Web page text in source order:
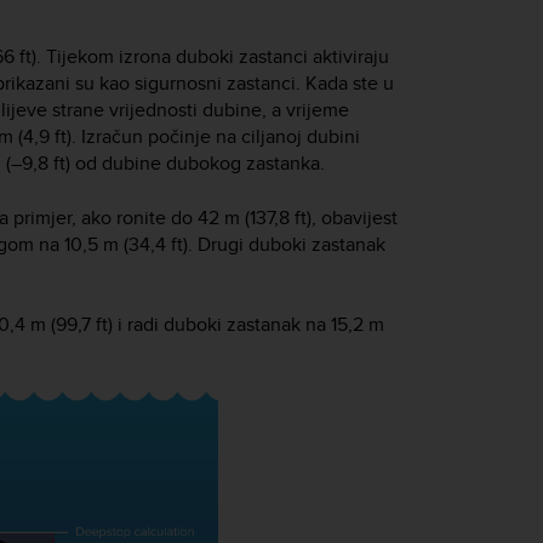
ft). Tijekom izrona duboki zastanci aktiviraju
su kao sigurnosni zastanci. Kada ste u
strane vrijednosti dubine, a vrijeme
(4,9 ft). Izračun počinje na ciljanoj dubini
ft) od dubine dubokog zastanka.
ako ronite do 42 m (137,8 ft), obavijest
na 10,5 m (34,4 ft). Drugi duboki zastanak
m (99,7 ft) i radi duboki zastanak na 15,2 m